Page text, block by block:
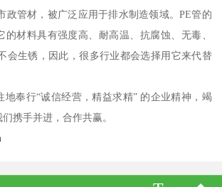
政管材，被广泛应用于排水制造领域。PE管的
的材料具有强度高、耐高温、抗腐蚀、无毒、
会生锈，因此，很多行业都会选择用它来代替
地奉行“诚信经营，精益求精” 的企业精神，竭
携手并进，合作共赢。